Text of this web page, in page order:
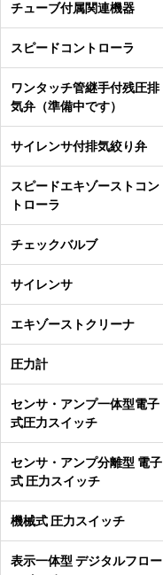
チューブ付属関連機器
スピードコントローラ
ワンタッチ管継手付残圧排
気弁（準備中です）
サイレンサ付排気絞り弁
スピードエキゾーストコン
トローラ
チェックバルブ
サイレンサ
エキゾーストクリーナ
圧力計
センサ・アンプ一体型電子
式圧力スイッチ
センサ・アンプ分離型 電子
式 圧力スイッチ
機械式 圧力スイッチ
表示一体型 デジタルフロー